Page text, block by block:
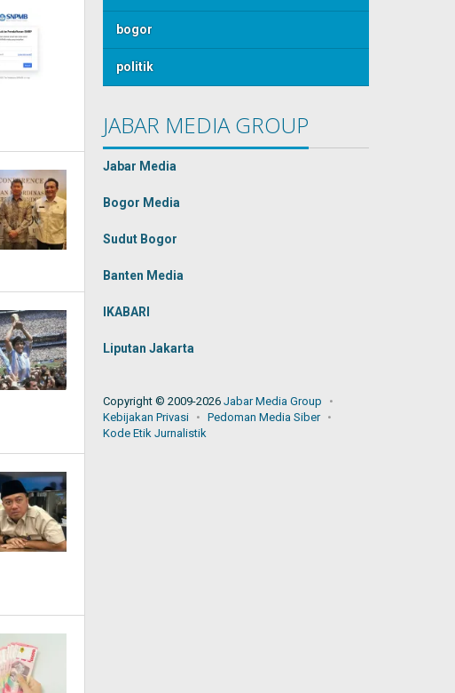
bogor
politik
JABAR MEDIA GROUP
Jabar Media
Bogor Media
Sudut Bogor
Banten Media
IKABARI
Liputan Jakarta
Copyright © 2009-2026Jabar Media Group
Kebijakan Privasi
Pedoman Media Siber
Kode Etik Jurnalistik